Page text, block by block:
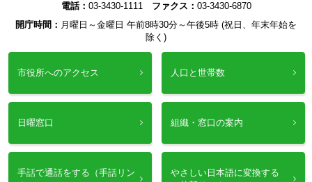
電話： 03-3430-1111 ファクス： 03-3430-6870
開庁時間： 月曜日～金曜日 午前8時30分～午後5時 (祝日、年末年始を
除く)
市役所へのアクセス 人口と世帯数
日曜窓口 組織・窓口の案内
手話で通話をする（手話リン
やさしい日本語に変換する